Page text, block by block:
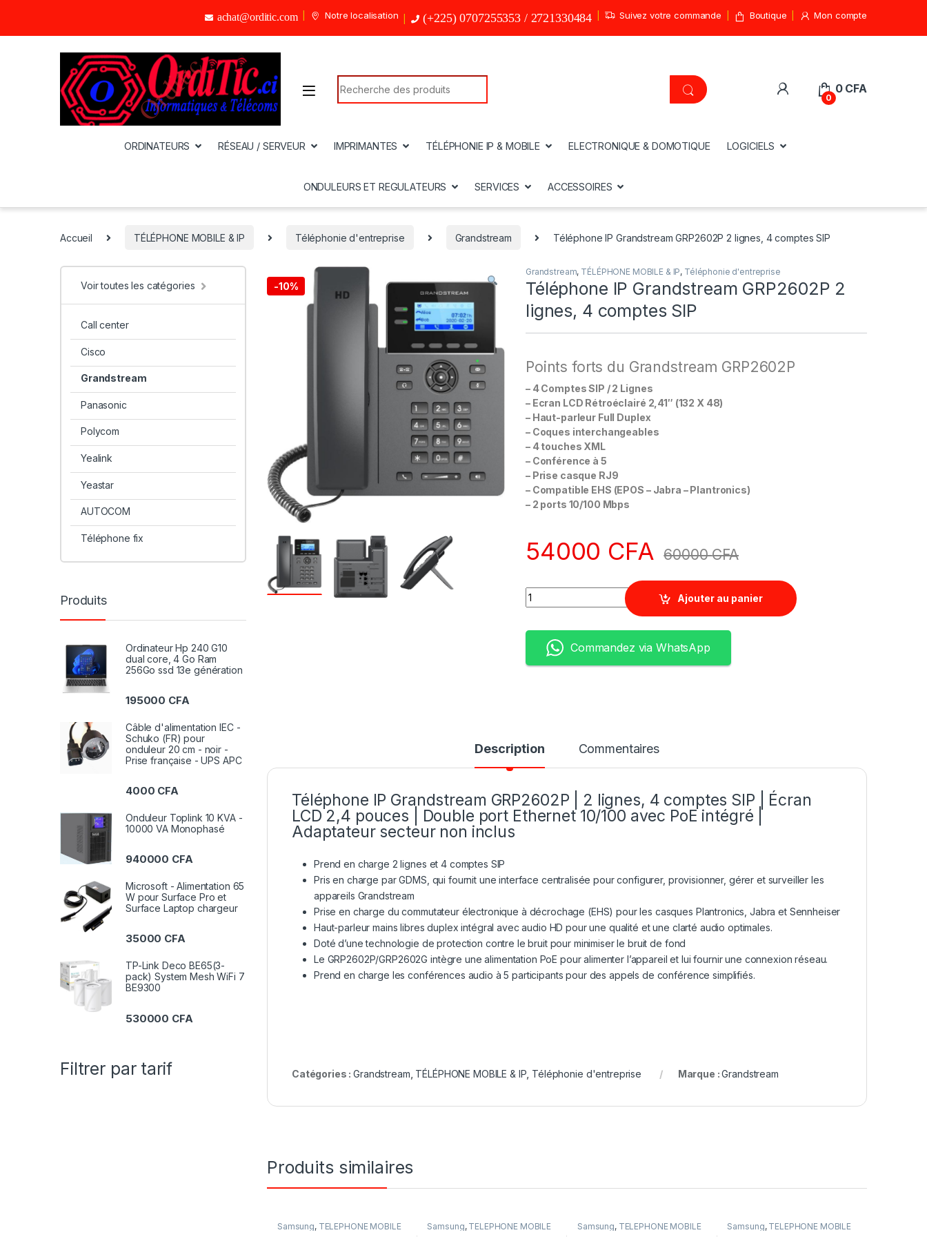
achat@orditic.com Notre localisation (+225) 0707255353 / 2721330484 Suivez votre commande Boutique Mon compte
Search for:
0
0 CFA
ORDINATEURS RÉSEAU / SERVEUR IMPRIMANTES TÉLÉPHONIE IP & MOBILE ELECTRONIQUE & DOMOTIQUE LOGICIELS
ONDULEURS ET REGULATEURS SERVICES ACCESSOIRES
Accueil TÉLÉPHONE MOBILE & IP Téléphonie d'entreprise Grandstream Téléphone IP Grandstream GRP2602P 2 lignes, 4 comptes SIP
-10%
Grandstream, TÉLÉPHONE MOBILE & IP, Téléphonie d'entreprise
Téléphone IP Grandstream GRP2602P 2
lignes, 4 comptes SIP
Points forts du Grandstream GRP2602P
– 4 Comptes SIP / 2 Lignes
– Ecran LCD Rétroéclairé 2,41″ (132 X 48)
– Haut-parleur Full Duplex
– Coques interchangeables
– 4 touches XML
– Conférence à 5
– Prise casque RJ9
– Compatible EHS (EPOS – Jabra – Plantronics)
– 2 ports 10/100 Mbps
54000 CFA 60000CFA
Quantity
Ajouter au panier
Commandez via WhatsApp
Description Commentaires
Téléphone IP Grandstream GRP2602P | 2 lignes, 4 comptes SIP | Écran
LCD 2,4 pouces | Double port Ethernet 10/100 avec PoE intégré |
Adaptateur secteur non inclus
Prend en charge 2 lignes et 4 comptes SIP
Pris en charge par GDMS, qui fournit une interface centralisée pour configurer, provisionner, gérer et surveiller les
appareils Grandstream
Prise en charge du commutateur électronique à décrochage (EHS) pour les casques Plantronics, Jabra et Sennheiser
Haut-parleur mains libres duplex intégral avec audio HD pour une qualité et une clarté audio optimales.
Doté d’une technologie de protection contre le bruit pour minimiser le bruit de fond
Le GRP2602P/GRP2602G intègre une alimentation PoE pour alimenter l’appareil et lui fournir une connexion réseau.
Prend en charge les conférences audio à 5 participants pour des appels de conférence simplifiés.
Catégories :Grandstream TÉLÉPHONE MOBILE & IP Téléphonie d'entreprise Marque :Grandstream
Produits similaires
Samsung, TÉLÉPHONE MOBILE
Samsung, TÉLÉPHONE MOBILE
Samsung, TÉLÉPHONE MOBILE
Samsung, TÉLÉPHONE MOBILE
Voir toutes les catégories
Call center
Cisco
Grandstream
Panasonic
Polycom
Yealink
Yeastar
AUTOCOM
Téléphone fix
Produits
Ordinateur Hp 240 G10
dual core, 4 Go Ram
256Go ssd 13e génération
195000 CFA
Câble d'alimentation IEC -
Schuko (FR) pour
onduleur 20 cm - noir -
Prise française - UPS APC
4000 CFA
Onduleur Toplink 10 KVA -
10000 VA Monophasé
940000 CFA
Microsoft - Alimentation 65
W pour Surface Pro et
Surface Laptop chargeur
35000 CFA
TP-Link Deco BE65(3-
pack) System Mesh WiFi 7
BE9300
530000 CFA
Filtrer par tarif